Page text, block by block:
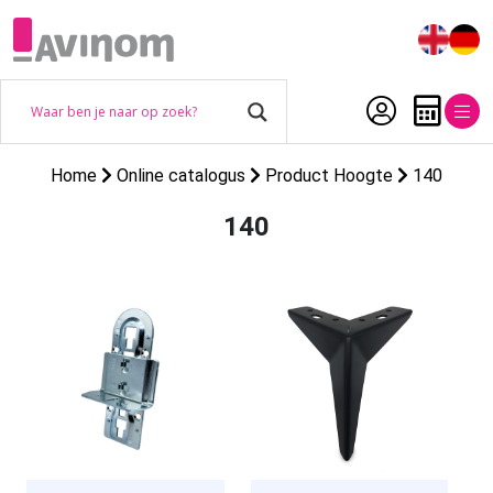
Home Online catalogus Product Hoogte 140
140